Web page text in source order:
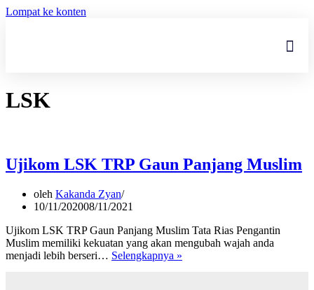
Lompat ke konten
LSK
Ujikom LSK TRP Gaun Panjang Muslim
oleh Kakanda Zyan
10/11/202008/11/2021
Ujikom LSK TRP Gaun Panjang Muslim Tata Rias Pengantin
Muslim memiliki kekuatan yang akan mengubah wajah anda
menjadi lebih berseri… Selengkapnya »